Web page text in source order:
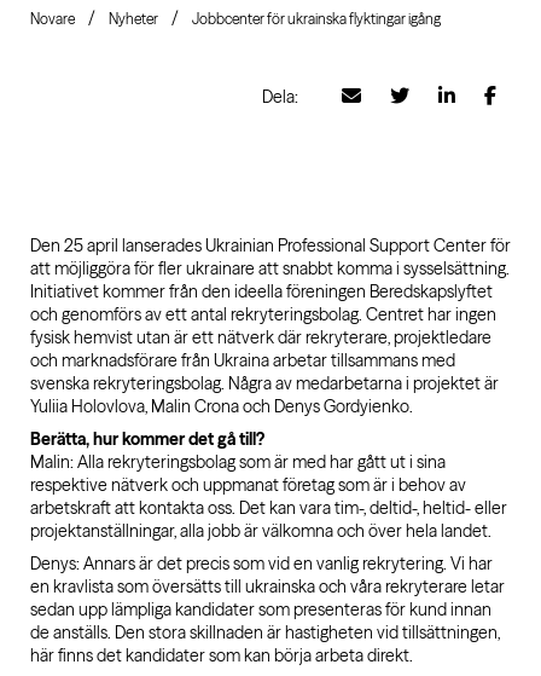
Novare Nyheter Jobbcenter för ukrainska flyktingar igång
Dela:
Den 25 april lanserades Ukrainian Professional Support Center för
att möjliggöra för fler ukrainare att snabbt komma i sysselsättning.
Initiativet kommer från den ideella föreningen Beredskapslyftet
och genomförs av ett antal rekryteringsbolag. Centret har ingen
fysisk hemvist utan är ett nätverk där rekryterare, projektledare
och marknadsförare från Ukraina arbetar tillsammans med
svenska rekryteringsbolag. Några av medarbetarna i projektet är
Yuliia Holovlova, Malin Crona och Denys Gordyienko.
Berätta, hur kommer det gå till?
Malin: Alla rekryteringsbolag som är med har gått ut i sina
respektive nätverk och uppmanat företag som är i behov av
arbetskraft att kontakta oss. Det kan vara tim-, deltid-, heltid- eller
projektanställningar, alla jobb är välkomna och över hela landet.
Denys: Annars är det precis som vid en vanlig rekrytering. Vi har
en kravlista som översätts till ukrainska och våra rekryterare letar
sedan upp lämpliga kandidater som presenteras för kund innan
de anställs. Den stora skillnaden är hastigheten vid tillsättningen,
här finns det kandidater som kan börja arbeta direkt.